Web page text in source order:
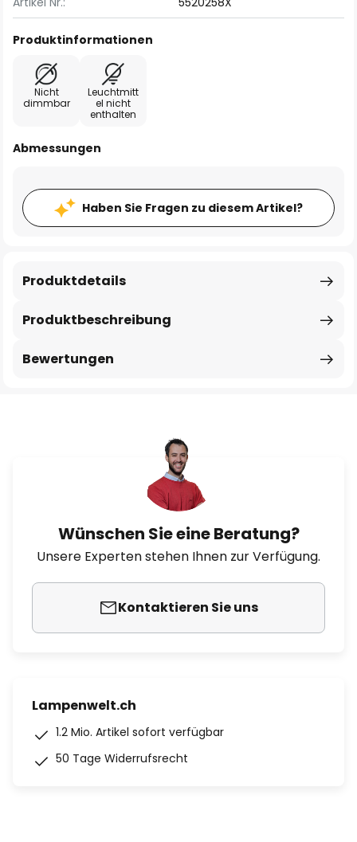
Produktinformationen
Nicht
dimmbar
Leuchtmitt
el nicht
enthalten
Abmessungen
Haben Sie Fragen zu diesem Artikel?
Produktbeschreibung
Produktdetails
Bewertungen
Wünschen Sie eine Beratung?
Unsere Experten stehen Ihnen zur Verfügung.
Kontaktieren Sie uns
Lampenwelt.ch
1.2 Mio. Artikel sofort verfügbar
50 Tage Widerrufsrecht